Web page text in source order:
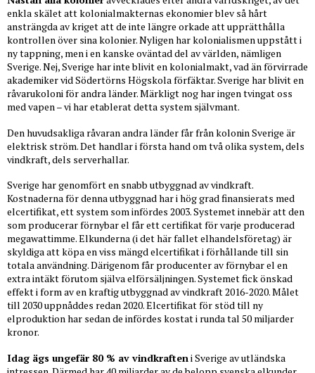
enkla skälet att kolonialmakternas ekonomier blev så hårt
ansträngda av kriget att de inte längre orkade att upprätthålla
kontrollen över sina kolonier. Nyligen har kolonialismen uppstått i
ny tappning, men i en kanske oväntad del av världen, nämligen
Sverige. Nej, Sverige har inte blivit en kolonialmakt, vad än förvirrade
akademiker vid Södertörns Högskola förfäktar. Sverige har blivit en
råvarukoloni för andra länder. Märkligt nog har ingen tvingat oss
med vapen – vi har etablerat detta system självmant.
Den huvudsakliga råvaran andra länder får från kolonin Sverige är
elektrisk ström. Det handlar i första hand om två olika system, dels
vindkraft, dels serverhallar.
Sverige har genomfört en snabb utbyggnad av vindkraft.
Kostnaderna för denna utbyggnad har i hög grad finansierats med
elcertifikat, ett system som infördes 2003. Systemet innebär att den
som producerar förnybar el får ett certifikat för varje producerad
megawattimme. Elkunderna (i det här fallet elhandelsföretag) är
skyldiga att köpa en viss mängd elcertifikat i förhållande till sin
totala användning. Därigenom får producenter av förnybar el en
extra intäkt förutom själva elförsäljningen. Systemet fick önskad
effekt i form av en kraftig utbyggnad av vindkraft 2016-2020. Målet
till 2030 uppnåddes redan 2020. Elcertifikat för stöd till ny
elproduktion har sedan de infördes kostat i runda tal 50 miljarder
kronor.
Idag ägs ungefär 80 % av vindkraften i Sverige av utländska